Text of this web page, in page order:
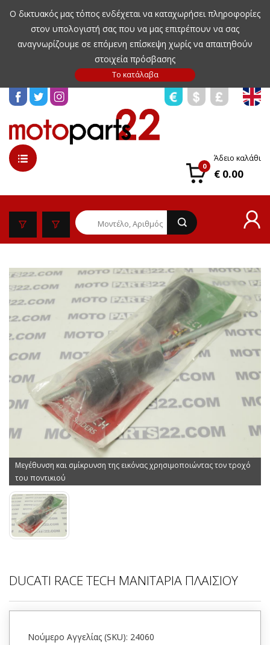
Ο δικτυακός μας τόπος ενδέχεται να καταχωρήσει πληροφορίες
στον υπολογιστή σας που να μας επιτρέπουν να σας
αναγνωρίζουμε σε επόμενη επίσκεψη χωρίς να απαιτηθούν
στοιχεία πρόσβασης
0
Άδειο καλάθι
€ 0.00
Μεγέθυνση και σμίκρυνση της εικόνας χρησιμοποιώντας τον τροχό
του ποντικιού
DUCATI RACE TECH ΜΑΝΙΤΑΡΙΑ ΠΛΑΙΣΙΟΥ
Νούμερο Αγγελίας (SKU): 24060